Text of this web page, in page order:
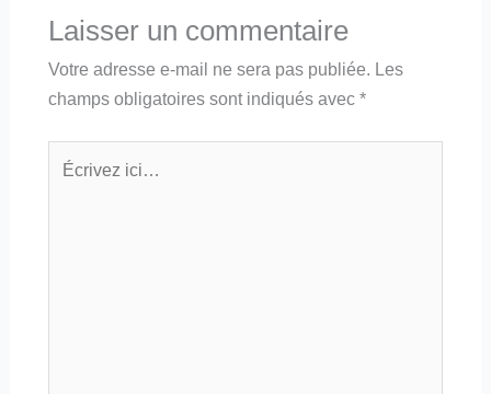
Laisser un commentaire
Votre adresse e-mail ne sera pas publiée. Les
champs obligatoires sont indiqués avec *